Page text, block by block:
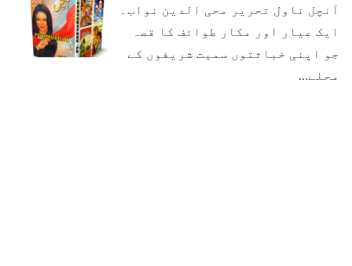
آنچل ناول تحریر محی الدین نواب۔
ایک عیار اور مکار طوائف کا قصہ
جو اپنی خباثتوں سمیت شریفوں کے
محلے…